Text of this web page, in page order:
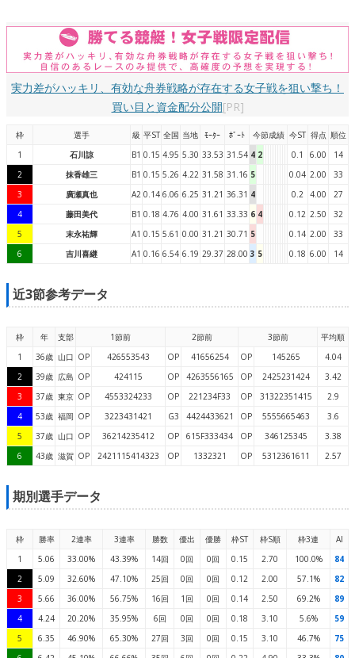
実力差がハッキリ、有効な舟券戦略が存在する女子戦を狙い撃ち！
買い目と資金配分公開[PR]
枠 選手 級 平ST 全国 当地 ﾓｰﾀｰ ﾎﾞｰﾄ 今節成績 今ST 得点 順位
1
石川諒 B1 0.15 4.95 5.30 33.53 31.54 4 2 0.1 6.00
14
2
抹香雄三 B1 0.15 5.26 4.22 31.58 31.16 5 0.04 2.00
33
3
廣瀬真也 A2 0.14 6.06 6.25 31.21 36.31 4 0.2 4.00
27
4
藤田美代 B1 0.18 4.76 4.00 31.61 33.33 6 4 0.12 2.50
32
5
末永祐輝 A1 0.15 5.61 0.00 31.21 30.71 5 0.14 2.00
33
6
吉川喜継 A1 0.16 6.54 6.19 29.37 28.00 3 5 0.18 6.00 14
近3節参考データ
枠 年 支部 1節前 2節前 3節前
平均順
1
36歳 山口 OP 426553543 OP 41656254 OP 145265
4.04
2
39歳 広島 OP 424115 OP 4263556165 OP 2425231424
3.42
3
37歳 東京 OP 4553324233 OP 221234F33 OP 31322351415
2.9
4
53歳 福岡 OP 3223431421 G3 4424433621 OP 5555665463
3.6
5
37歳 山口 OP 36214235412 OP 615F333434 OP 346125345
3.38
6
43歳 滋賀 OP 2421115414323 OP 1332321 OP 5312361611 2.57
期別選手データ
枠 勝率 2連率 3連率 勝数 優出 優勝 枠ST 枠S順 枠3連
AI
1
5.06 33.00% 43.39% 14回 0回 0回 0.15 2.70 100.0%
84
2
5.09 32.60% 47.10% 25回 0回 0回 0.12 2.00 57.1%
82
3
5.66 36.00% 56.75% 16回 1回 0回 0.14 2.50 69.2%
89
4
4.24 20.20% 35.95% 6回 0回 0回 0.18 3.10 5.6%
59
5
6.35 46.90% 65.30% 27回 3回 0回 0.15 3.10 46.7%
75